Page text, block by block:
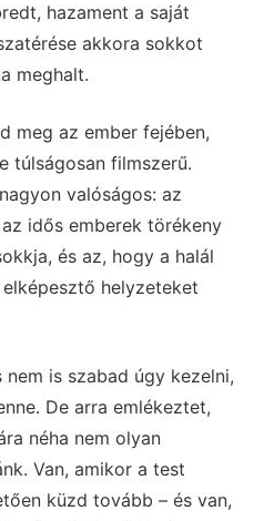
hazament a saját
akkora sokkot
meghalt.
meg az ember fejében,
túlságosan filmszerű.
valóságos: az
idős emberek törékeny
és az, hogy a halál
helyzeteket
nem is szabad úgy kezelni,
De arra emlékeztet,
néha nem olyan
Van, amikor a test
küzd tovább – és van,